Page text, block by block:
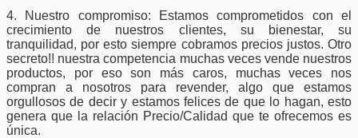
4. Nuestro compromiso: Estamos comprometidos con el
crecimiento de nuestros clientes, su bienestar, su
tranquilidad, por esto siempre cobramos precios justos. Otro
secreto!! nuestra competencia muchas veces vende nuestros
productos, por eso son más caros, muchas veces nos
compran a nosotros para revender, algo que estamos
orgullosos de decir y estamos felices de que lo hagan, esto
genera que la relación Precio/Calidad que te ofrecemos es
única.